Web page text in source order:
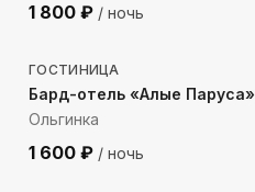
1 800 ₽ / ночь
1420 м до моря
ГОСТИНИЦА
Бард-отель «Алые Паруса»
Ольгинка
1 600 ₽ / ночь
2578 м до моря